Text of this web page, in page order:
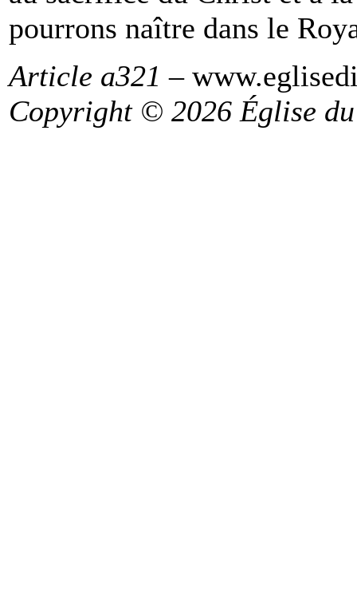
pourrons naître dans le
Article a321 –
Copyright © 2026 Église